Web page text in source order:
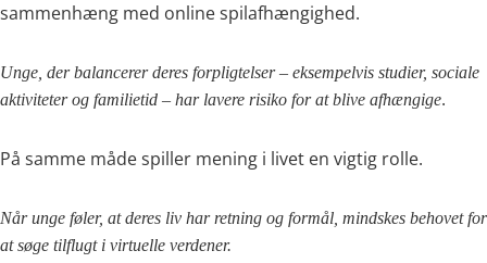
sammenhæng med online spilafhængighed.
Unge, der balancerer deres forpligtelser – eksempelvis studier, sociale
aktiviteter og familietid – har lavere risiko for at blive afhængige.
På samme måde spiller mening i livet en vigtig rolle.
Når unge føler, at deres liv har retning og formål, mindskes behovet for
at søge tilflugt i virtuelle verdener.